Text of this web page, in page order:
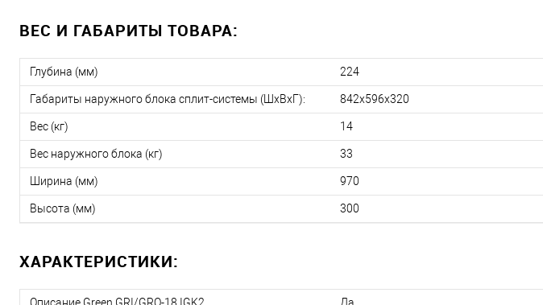
ВЕС И ГАБАРИТЫ ТОВАРА:
Глубина (мм) 224
Габариты наружного блока сплит-системы (ШxВxГ): 842х596х320
Вес (кг) 14
Вес наружного блока (кг) 33
Ширина (мм) 970
Высота (мм) 300
ХАРАКТЕРИСТИКИ: